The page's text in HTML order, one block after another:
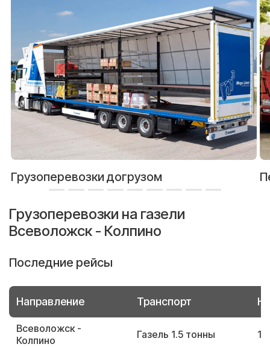
Грузоперевозки догрузом
Грузоперевозки на газели
Всеволожск - Колпино
Последние рейсы
Направление Транспорт
Всеволожск -
Колпино
Газель 1.5 тонны